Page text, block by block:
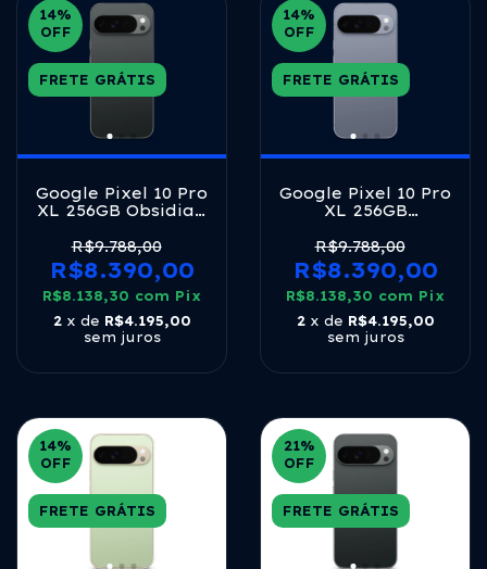
14%
OFF
FRETE GRÁTIS
Google Pixel 10 Pro
XL 256GB Obsidian
RAM 6,8" LTPO
OLED 120Hz
R$9.788,00
R$8.390,00
R$8.138,30 com Pix
2 x de R$4.195,00
sem juros
14%
OFF
FRETE GRÁTIS
Google Pixel 10 Pro
XL 256GB
Tensor G5 16GB
RAM 6,8" LTPO
OLED 120Hz
R$9.788,00
R$8.390,00
R$8.138,30 com Pix
2 x de R$4.195,00
sem juros
14%
OFF
FRETE GRÁTIS
21%
OFF
FRETE GRÁTIS